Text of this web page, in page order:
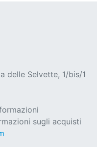
delle Selvette, 1/bis/1
sugli acquisti